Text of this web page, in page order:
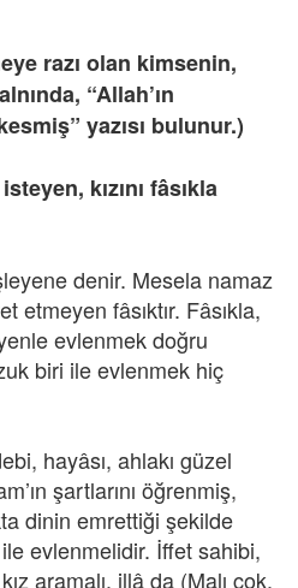
razı olan kimsenin,
“Allah’ın
yazısı bulunur.)
kızını fâsıkla
denir. Mesela namaz
etmeyen fâsıktır. Fâsıkla,
evlenmek doğru
biri ile evlenmek hiç
hayâsı, ahlakı güzel
şartlarını öğrenmiş,
dinin emrettiği şekilde
evlenmelidir. İffet sahibi,
aramalı, illâ da (Malı çok,